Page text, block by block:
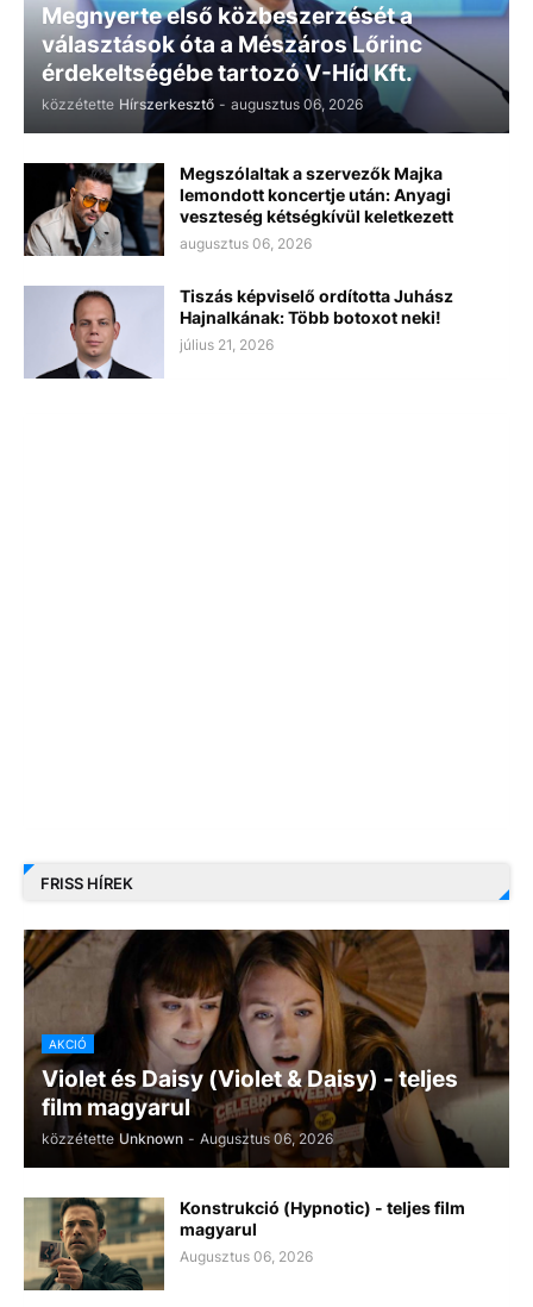
Megnyerte első közbeszerzését a
választások óta a Mészáros Lőrinc
érdekeltségébe tartozó V-Híd Kft.
közzétette Hírszerkesztő - augusztus 06, 2026
Megszólaltak a szervezők Majka
lemondott koncertje után: Anyagi
veszteség kétségkívül keletkezett
augusztus 06, 2026
Tiszás képviselő ordította Juhász
Hajnalkának: Több botoxot neki!
július 21, 2026
FRISS HÍREK
AKCIÓ
Violet és Daisy (Violet & Daisy) - teljes
film magyarul
közzétette Unknown - Augusztus 06, 2026
Konstrukció (Hypnotic) - teljes film
magyarul
Augusztus 06, 2026